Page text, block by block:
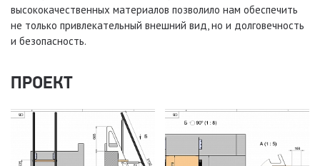
высококачественных материалов позволило нам обеспечить
не только привлекательный внешний вид, но и долговечность
и безопасность.
ПРОЕКТ